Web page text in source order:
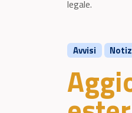
legale.
Avvisi